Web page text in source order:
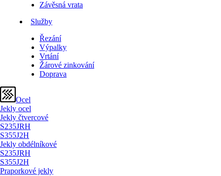
Závěsná vrata
Služby
Řezání
Výpalky
Vrtání
Žárové zinkování
Doprava
Ocel
Jekly ocel
Jekly čtvercové
S235JRH
S355J2H
Jekly obdélníkové
S235JRH
S355J2H
Praporkové jekly